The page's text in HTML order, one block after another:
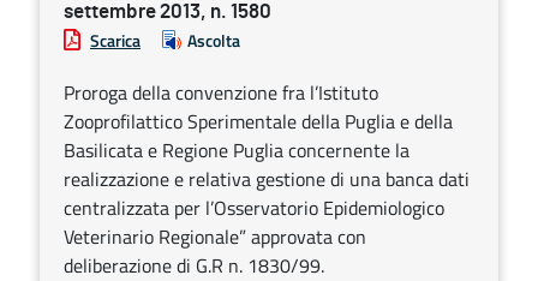
settembre 2013, n. 1580
Scarica Ascolta
Proroga della convenzione fra l’Istituto
Zooprofilattico Sperimentale della Puglia e della
Basilicata e Regione Puglia concernente la
realizzazione e relativa gestione di una banca dati
centralizzata per l’Osservatorio Epidemiologico
Veterinario Regionale” approvata con
deliberazione di G.R n. 1830/99.